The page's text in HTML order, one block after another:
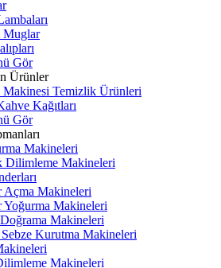
Muglar
Gör
Ürünler
Makinesi Temizlik Ürünleri
Kağıtları
Gör
Makineleri
Dilimleme Makineleri
Açma Makineleri
Yoğurma Makineleri
Makineleri
Sebze Kurutma Makineleri
Makineleri